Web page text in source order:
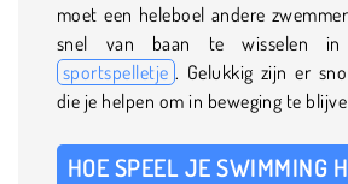
moet een heleboel andere
snel van baan te wisselen in
sportspelletje . Gelukkig zijn er
die je helpen om in beweging te
HOE SPEEL JE SWIMMING